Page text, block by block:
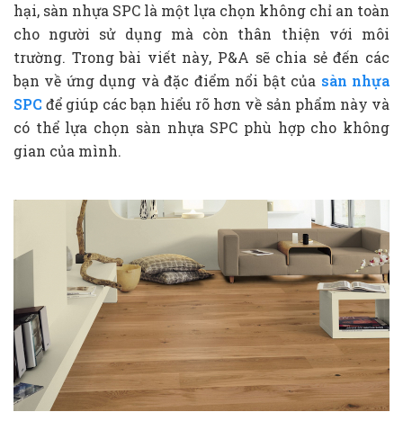
hại, sàn nhựa SPC là một lựa chọn không chỉ an toàn
cho người sử dụng mà còn thân thiện với môi
trường. Trong bài viết này, P&A sẽ chia sẻ đến các
bạn về ứng dụng và đặc điểm nổi bật của sàn nhựa
SPC để giúp các bạn hiểu rõ hơn về sản phẩm này và
có thể lựa chọn sàn nhựa SPC phù hợp cho không
gian của mình.